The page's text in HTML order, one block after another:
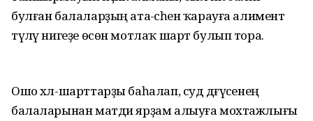
булған балаларҙың ата-әсәһен ҡарауға алимент
түләү нигеҙе өсөн мотлаҡ шарт булып тора.
Ошо хәл-шарттарҙы баһалап, суд дәғүәсенең
балаларынан матди ярҙам алыуға мохтажлығы